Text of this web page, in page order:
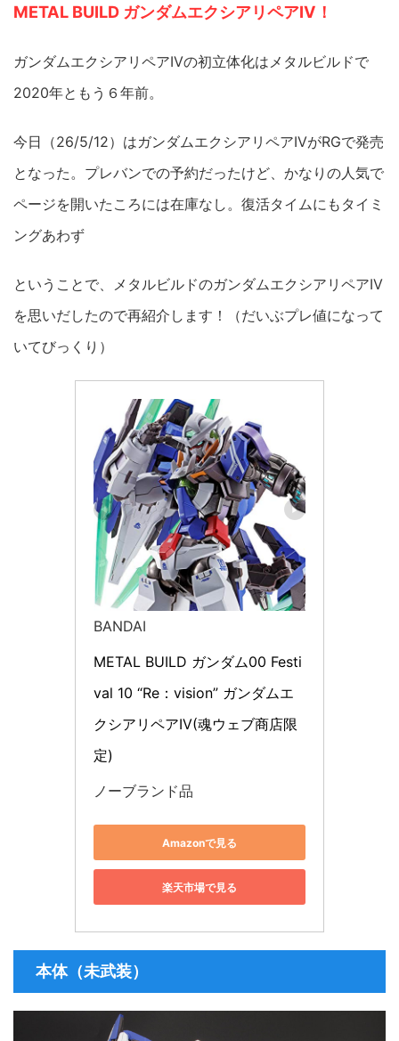
METAL BUILD ガンダムエクシアリペアIV！
ガンダムエクシアリペアIVの初立体化はメタルビルドで
2020年ともう６年前。
今日（26/5/12）はガンダムエクシアリペアIVがRGで発売
となった。プレバンでの予約だったけど、かなりの人気で
ページを開いたころには在庫なし。復活タイムにもタイミ
ングあわず
ということで、メタルビルドのガンダムエクシアリペアIV
を思いだしたので再紹介します！（だいぶプレ値になって
いてびっくり）
BANDAI
METAL BUILD ガンダム00 Festi
val 10 “Re：vision” ガンダムエ
クシアリペアIV(魂ウェブ商店限
定)
ノーブランド品
Amazonで見る
楽天市場で見る
本体（未武装）